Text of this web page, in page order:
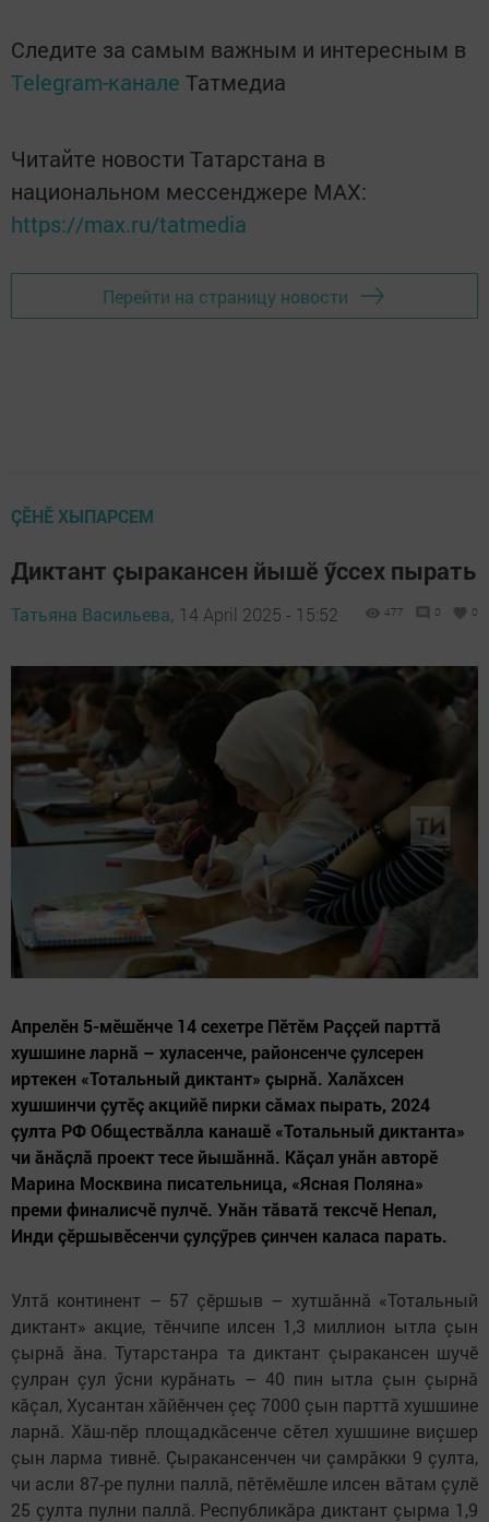
Следите за самым важным и интересным в
Telegram-канале Татмедиа
Читайте новости Татарстана в
национальном мессенджере MАХ:
https://max.ru/tatmedia
Перейти на страницу новости
ÇӖНӖ ХЫПАРСЕМ
Диктант çыракансен йышӗ ӳссех пырать
Татьяна Васильева, 14 April 2025 - 15:52 477 0 0
Апрелӗн 5-мӗшӗнче 14 сехетре Пӗтӗм Раççей парттă
хушшине ларнă – хуласенче, районсенче çулсерен
иртекен «Тотальный диктант» çырнă. Халăхсен
хушшинчи çутӗç акцийӗ пирки сăмах пырать, 2024
çулта РФ Обществăлла канашӗ «Тотальный диктанта»
чи ăнăçлă проект тесе йышăннă. Кăçал унăн авторӗ
Марина Москвина писательница, «Ясная Поляна»
преми финалисчӗ пулчӗ. Унăн тăватă тексчӗ Непал,
Инди çӗршывӗсенчи çулçӳрев çинчен каласа парать.
Ултă континент – 57 çӗршыв – хутшăннă «Тотальный
диктант» акцие, тӗнчипе илсен 1,3 миллион ытла çын
çырнă ăна. Тутарстанра та диктант çыракансен шучӗ
çулран çул ӳсни курăнать – 40 пин ытла çын çырнă
кăçал, Хусантан хăйӗнчен çеç 7000 çын парттă хушшине
ларнă. Хăш-пӗр площадкăсенче сӗтел хушшине виçшер
çын ларма тивнӗ. Çыракансенчен чи çамрăкки 9 çулта,
чи асли 87-ре пулни паллă, пӗтӗмӗшле илсен вăтам çулӗ
25 çулта пулни паллă. Республикăра диктант çырма 1,9